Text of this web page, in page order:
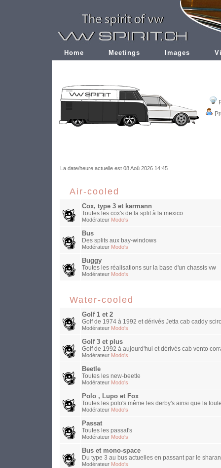
Home Meetings Images
La date/heure actuelle est 08 Aoû 2026 14:45
Air-cooled
Cox, type 3 et karmann
Toutes les cox's de la split à la mexico
Modérateur Modo's
Bus
Des splits aux bay-windows
Modérateur Modo's
Buggy
Toutes les réalisations sur la base d'un chassis vw
Modérateur Modo's
Water-cooled
Golf 1 et 2
Golf de 1974 à 1992 et dérivés Jetta cab caddy
Modérateur Modo's
Golf 3 et plus
Golf de 1992 à aujourd'hui et dérivés cab vento
Modérateur Modo's
Beetle
Toutes les new-beetle
Modérateur Modo's
Polo , Lupo et Fox
Toutes les polo's même les derby's ainsi que la
Modérateur Modo's
Passat
Toutes les passat's
Modérateur Modo's
Bus et mono-space
Du type 3 au bus actuelles en passant par le
Modérateur Modo's